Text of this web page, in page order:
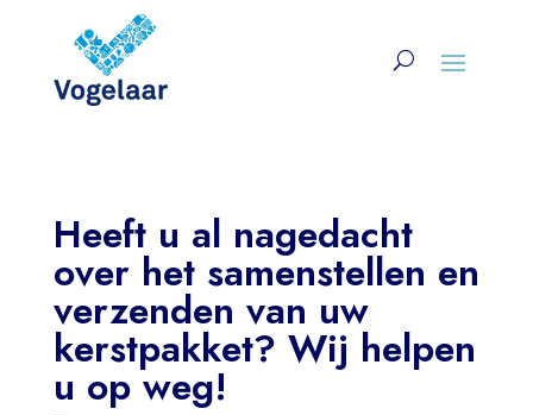
Heeft u al nagedacht
over het samenstellen en
verzenden van uw
kerstpakket? Wij helpen
u op weg!